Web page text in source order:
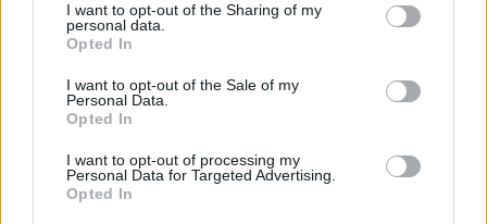
I want to opt-out of the Sharing of my
personal data.
Opted In
I want to opt-out of the Sale of my
Personal Data.
Opted In
I want to opt-out of processing my
Personal Data for Targeted Advertising.
Opted In
továbbá felelős alkoholfogyasztásra
ösztönzi a résztvevőket. A fesztiválra 12-
14 év közötti gyerekek csak szülő
jelenlétével, a 14 és 16 év közötti fiatalok